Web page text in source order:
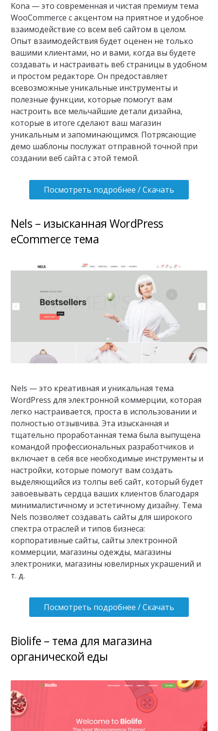
Kona — это современная и чистая премиум тема
WooCommerce с акцентом на приятное и удобное
взаимодействие со всем веб сайтом в целом.
Опыт взаимодействия будет оценен не только
вашими клиентами, но и вами, когда вы будете
создавать и настраивать веб страницы в удобном
и простом редакторе. Он предоставляет
всевозможные уникальные инструменты и
полезные функции, которые помогут вам
настроить все мельчайшие детали дизайна,
которые в итоге сделают ваш магазин
уникальным и запоминающимся. Потрясающие
демо шаблоны послужат отправной точной при
создании веб сайта с этой темой.
Посмотреть подробнее / Скачать
Nels – изысканная WordPress
eCommerce тема
Nels — это креативная и уникальная тема
WordPress для электронной коммерции, которая
легко настраивается, проста в использовании и
полностью отзывчива. Эта изысканная и
тщательно проработанная тема была выпущена
командой профессиональных разработчиков и
включает в себя все необходимые инструменты и
настройки, которые помогут вам создать
выделяющийся из толпы веб сайт, который будет
завоевывать сердца ваших клиентов благодаря
минималистичному и эстетичному дизайну. Тема
Nels позволяет создавать сайты для широкого
спектра отраслей и типов бизнеса:
корпоративные сайты, сайты электронной
коммерции, магазины одежды, магазины
электроники, магазины ювелирных украшений и
т. д.
Посмотреть подробнее / Скачать
Biolife – тема для магазина
органической еды